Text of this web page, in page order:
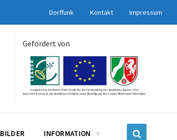
Dorffunk Kontakt Impressum
Gefördert von
BILDER INFORMATION